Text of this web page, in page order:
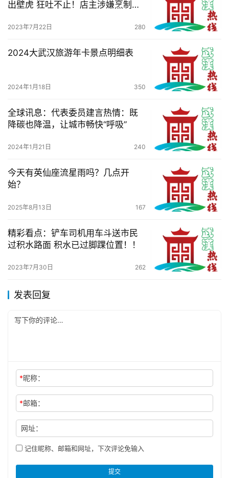
出壁虎 狂吐不止！店主涉嫌烹制保
2023年7月22日 280
2024大武汉旅游年卡景点明细表
2024年1月18日 350
全球讯息：代表委员建言热情：既
降碳也降温，让城市畅快“呼吸”
2024年1月21日 240
今天有英仙座流星雨吗？几点开
始？
2025年8月13日 167
精彩看点：铲车司机用车斗送市民
过积水路面 积水已过脚踝位置！！
2023年7月30日 262
发表回复
*昵称：
*邮箱：
网址：
记住昵称、邮箱和网址，下次评论免输入
提交